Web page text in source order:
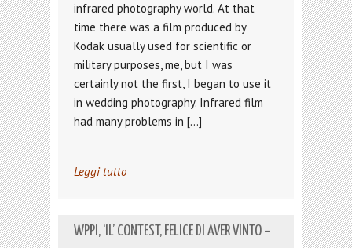
infrared photography world. At that
time there was a film produced by
Kodak usually used for scientific or
military purposes, me, but I was
certainly not the first, I began to use it
in wedding photography. Infrared film
had many problems in […]
Leggi tutto
WPPI, ‘IL’ CONTEST, FELICE DI AVER VINTO –